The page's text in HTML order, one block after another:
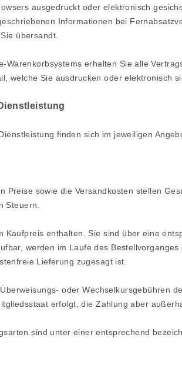
ausgedruckt oder elektronisch
Informationen bei
übersandt.
erhalten Sie alle
welche Sie ausdrucken oder elektronisch
finden sich im jeweiligen
Preise sowie die Versandkosten stellen
Steuern.
Kaufpreis enthalten. Sie sind über eine
werden im Laufe des
Lieferung zugesagt ist.
oder Wechselkursgebühren
erfolgt, die Zahlung aber
sind unter einer entsprechend